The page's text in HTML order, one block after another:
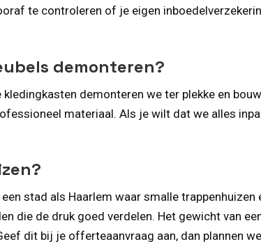
te controleren of je eigen
demonteren?
demonteren we ter plekke en
materiaal. Als je wilt dat we alles
stad als Haarlem waar smalle
die de druk goed verdelen. Het gewicht van
dit bij je offerteaanvraag aan, dan plannen